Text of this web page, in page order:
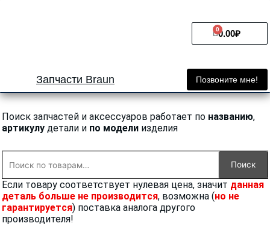
0.00₽
0
Cart
Запчасти Braun Позвоните мне!
Поиск запчастей и аксессуаров работает по названию,
артикулу детали и по модели изделия
Поиск
Если товару соответствует нулевая цена, значит данная
деталь больше не производится, возможна (но не
гарантируется) поставка аналога другого
производителя!